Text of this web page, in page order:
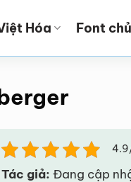
Hóa Font
Tác giả: Đang cập